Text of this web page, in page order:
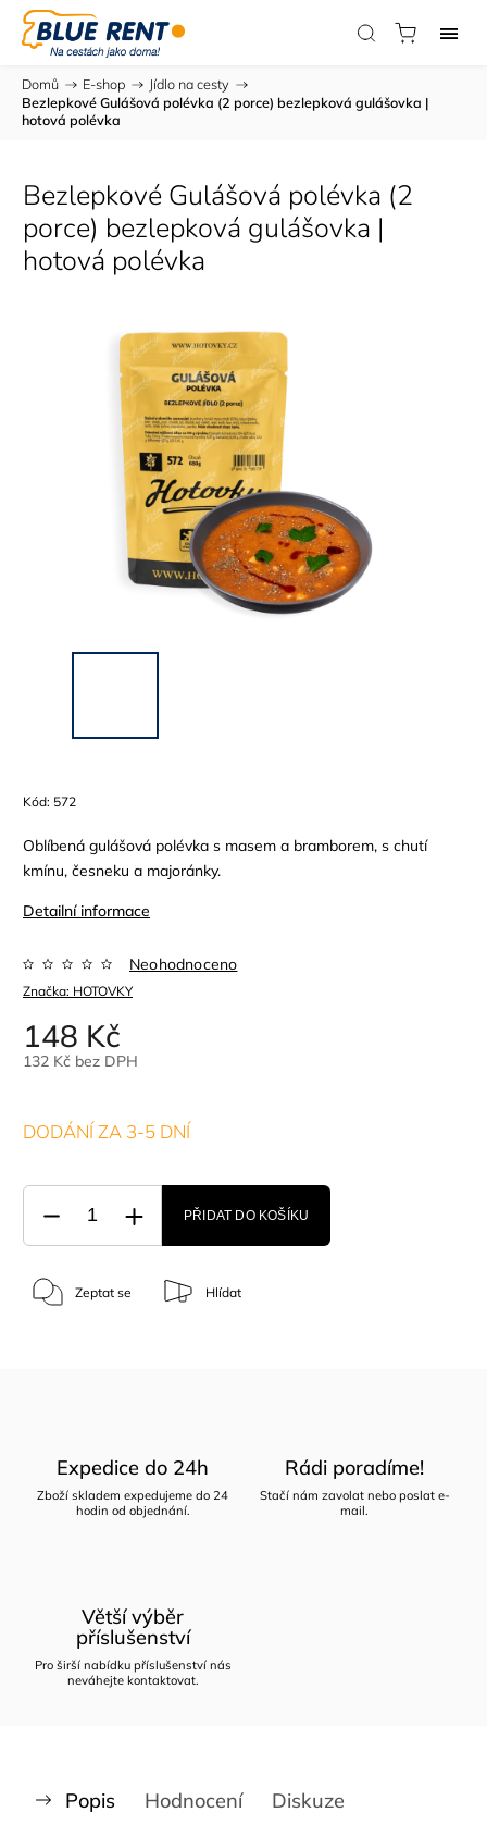
Domů / E-shop / Jídlo na cesty /
Bezlepkové Gulášová polévka (2 porce) bezlepková gulášovka |
hotová polévka
Bezlepkové Gulášová polévka (2
porce) bezlepková gulášovka |
hotová polévka
Kód: 572
Oblíbená gulášová polévka s masem a bramborem, s chutí
kmínu, česneku a majoránky.
Detailní informace
Značka: HOTOVKY
Neohodnoceno
148 Kč
132 Kč bez DPH
DODÁNÍ ZA 3-5 DNÍ
PŘIDAT DO KOŠÍKU
Zeptat se Hlídat
Expedice do 24h
Zboží skladem expedujeme do 24
hodin od objednání.
Rádi poradíme!
Stačí nám zavolat nebo poslat e-
mail.
Větší výběr
příslušenství
Pro širší nabídku příslušenství nás
neváhejte kontaktovat.
Popis Hodnocení Diskuze